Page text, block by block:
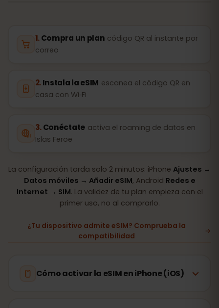
Compra un plan código QR al instante por
correo
Instala la eSIM escanea el código QR en
casa con Wi‑Fi
Conéctate activa el roaming de datos en
Islas Feroe
La configuración tarda solo 2 minutos: iPhone Ajustes →
Datos móviles → Añadir eSIM, Android Redes e
Internet → SIM. La validez de tu plan empieza con el
primer uso, no al comprarlo.
¿Tu dispositivo admite eSIM? Comprueba la
compatibilidad
Cómo activar la eSIM en iPhone (iOS)